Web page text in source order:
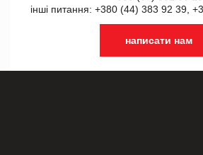
інші питання: +380 (44) 383 92 39,
написати нам